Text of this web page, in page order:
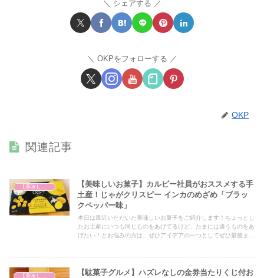
シェアする
OKPをフォローする
OKP
関連記事
【美味しいお菓子】カルビー社員がおススメする手
土産！じゃがクリスピー インカのめざめ「ブラッ
クペッパー味」
本日は最近いただいた美味しいお菓子をご紹介します！ちょっとし
たお土産にいつも同じものをあげてるけど、たまには違うものをあ
げたい！とお悩みの方は、ぜひアイデアの一つとしてぜひ最後まで
【駄菓子グルメ】ハズレなしの金券当たりくじ付お